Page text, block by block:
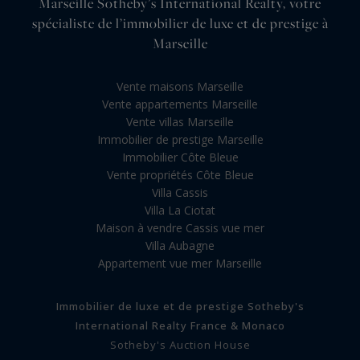
spécialiste de l’immobilier de luxe et de prestige à
Marseille
Vente maisons Marseille
Vente appartements Marseille
Vente villas Marseille
Immobilier de prestige Marseille
Immobilier Côte Bleue
Vente propriétés Côte Bleue
Villa Cassis
Villa La Ciotat
Maison à vendre Cassis vue mer
Villa Aubagne
Appartement vue mer Marseille
Immobilier de luxe et de prestige Sotheby's
International Realty France & Monaco
Sotheby's Auction House